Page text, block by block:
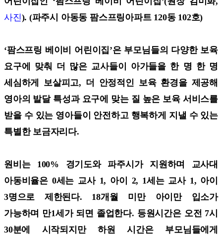
사진). (파주시 아동동 팜스프링아파트 120동 102호)
‘팜스프링 베이비 어린이집’은 부모님들의 다양한 보육
요구에 맞춰 더 많은 교사들이 아가들을 한 명 한 명
세심하게 보살피고, 더 안정적인 보육 환경을 제공해
영아의 발달 특성과 요구에 맞는 질 높은 보육 서비스를
받을 수 있는 영아들이 안전하고 행복하게 지낼 수 있는
특별한 보금자리다.
원비는 100% 경기도와 파주시가 지원하며 교사대
아동비율은 0세는 교사 1, 아이 2, 1세는 교사 1, 아이
3명으로 제한된다. 18개월 미만 아이만 입소가
가능하며 만1세가 되면 졸업한다. 등원시간은 오전 7시
30분에 시작되지만 하원 시간은 부모님들에게